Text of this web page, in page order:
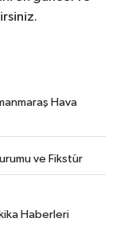
Hava
ve Fikstür
Haberleri